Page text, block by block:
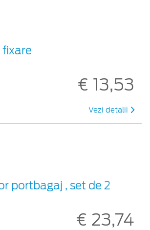
fixare
€ 13,53
Vezi detalii
portbagaj , set de 2
€ 23,74